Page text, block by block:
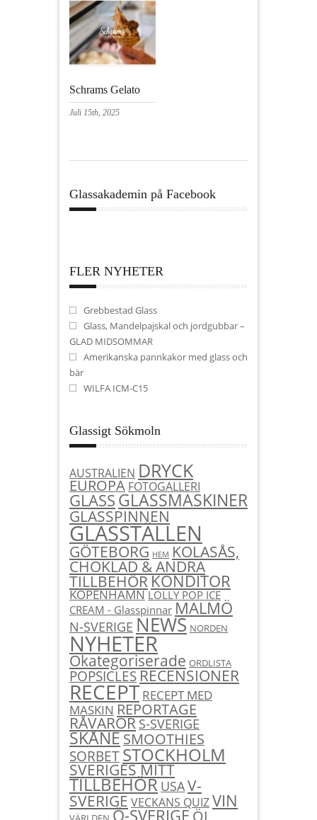
Schrams Gelato
Juli 15th, 2025
Glassakademin på Facebook
FLER NYHETER
Grebbestad Glass
Glass, Mandelpajskal och jordgubbar –
GLAD MIDSOMMAR
Amerikanska pannkakor med glass och
bär
WILFA ICM-C15
Glassigt Sökmoln
AUSTRALIEN DRYCK
EUROPA FOTOGALLERI
GLASSGLASSMASKINER
GLASSPINNEN
GLASSTÄLLEN
GÖTEBORG HEM KOLASÅS,
CHOKLAD & ANDRA
TILLBEHÖRKONDITOR
KÖPENHAMN LOLLY POP ICE
CREAM - Glasspinnar MALMÖ
N-SVERIGE NEWS NORDEN
NYHETER
Okategoriserade ORDLISTA
POPSICLESRECENSIONER
RECEPT RECEPT MED
MASKIN REPORTAGE
RÅVARORS-SVERIGE
SKÅNESMOOTHIES
SORBETSTOCKHOLM
SVERIGES MITT
TILLBEHÖR USAV-
SVERIGEVECKANS QUIZVIN
Ö-SVERIGEÖL